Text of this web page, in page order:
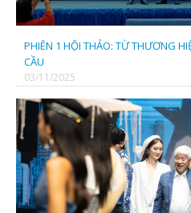
PHIÊN 1 HỘI THẢO: TỪ THƯƠNG
CẦU
03/11/2025